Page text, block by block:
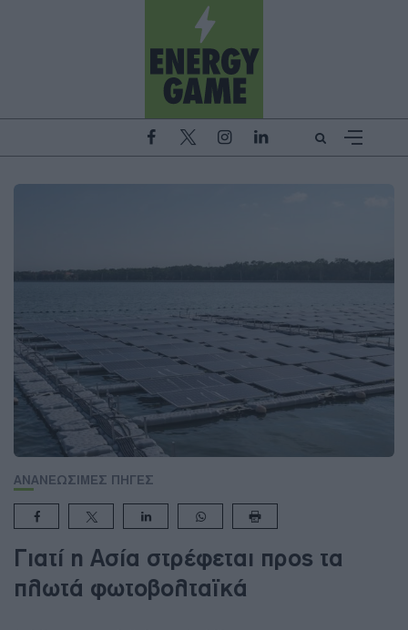
ΑΝΑΝΕΩΣΙΜΕΣ ΠΗΓΕΣ
Γιατί η Ασία στρέφεται προς τα
πλωτά φωτοβολταϊκά